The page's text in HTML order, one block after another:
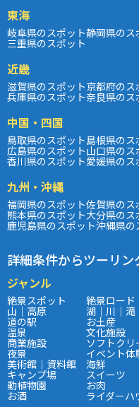
東海
岐阜県のスポット静岡県のス
三重県のスポット
近畿
滋賀県のスポット京都府のス
兵庫県のスポット奈良県のス
中国・四国
鳥取県のスポット島根県のス
広島県のスポット山口県のス
香川県のスポット愛媛県のス
九州・沖縄
福岡県のスポット佐賀県のス
熊本県のスポット大分県のス
鹿児島県のスポット沖縄県の
詳細条件からツーリ
ジャンル
絶景スポット 絶景ロード
山｜高原 湖｜川｜滝
道の駅 お土産
温泉 文化施設
商業施設 ソフトクリ
夜景 イベント体
美術館｜資料館 海鮮
キャンプ場 スイーツ
動植物園 お肉
お酒 ライダーハ